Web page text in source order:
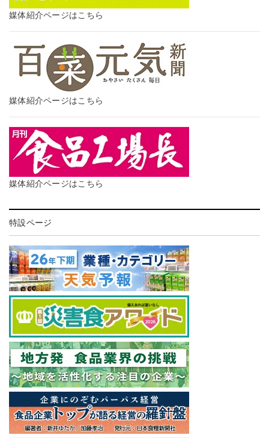
媒体紹介ページはこちら
媒体紹介ページはこちら
媒体紹介ページはこちら
特設ページ